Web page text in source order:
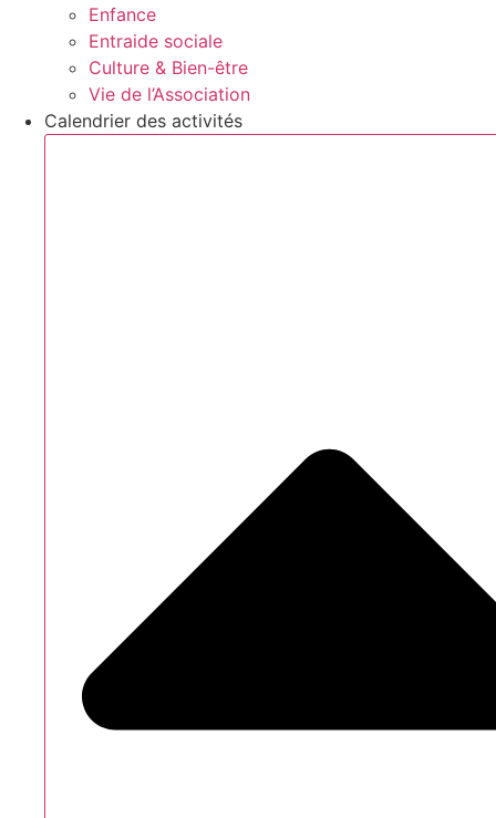
Enfance
Entraide sociale
Culture & Bien-être
Vie de l’Association
Calendrier des activités